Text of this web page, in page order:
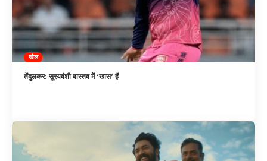
खेल
तेंदुलकर: सूरयवंशी वास्तव में ‘खास’ हैं